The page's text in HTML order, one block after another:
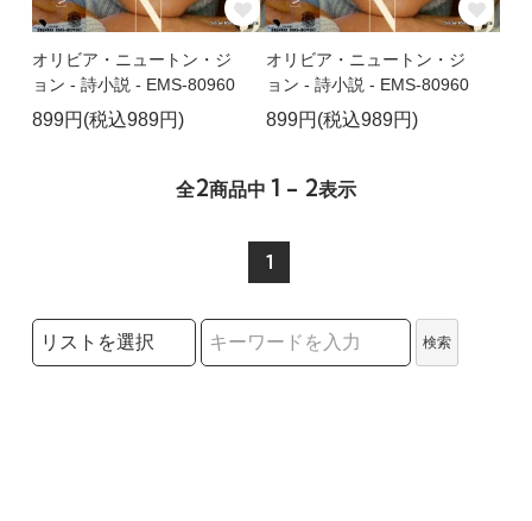
オリビア・ニュートン・ジ
ョン - 詩小説 - EMS-80960
899円(税込989円)
オリビア・ニュートン・ジ
ョン - 詩小説 - EMS-80960
899円(税込989円)
全2商品中 1 - 2表示
1
検索リストの選択
検索